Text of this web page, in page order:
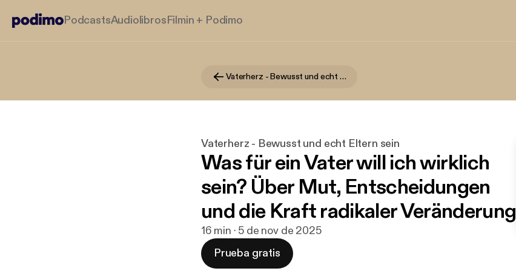
PodcastsAudiolibrosFilmin + Podimo
Vaterherz - Bewusst und echt Eltern sein
Vaterherz - Bewusst und echt Eltern sein
Was für ein Vater will ich wirklich
sein? Über Mut, Entscheidungen
und die Kraft radikaler Veränderung
16 min · 5 de nov de 2025
Prueba gratis